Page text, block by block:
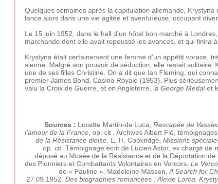
Quelques semaines après la capitulation allemande,
lance alors dans une vie agitée et aventureuse, occupant
Le 15 juin 1952, dans le hall d’un hôtel bon marché à
marchande dont elle avait repoussé les avances, et qui finira
Krystyna était certainement une femme d’un appétit vorace,
sienne. Malgré son pouvoir de séduction, elle restait
une de ses filles Christine. On a dit que Ian Fleming, qui
premier James Bond, Casino Royale (1953). Plus
valu la Croix de Guerre, et en Angleterre, la George Medalet
Sources : Lucette Martin-de Luca, Rescapée de
l’amour de la France , op. cit . Archives Albert Fié,
de la Résistance dioise . E. H. Cookridge, Missions
op. cit. Témoignage écrit de Lucien Astor, ex chargé de
déposé au Musée de la Résistance et de la Déportation
des Pionniers et Combattants Volontaires en Vercors, Le
de « Pauline ». Madeleine Masson, A Search for
27.09.1952. Des biographies romancées : Alexie Lorca,